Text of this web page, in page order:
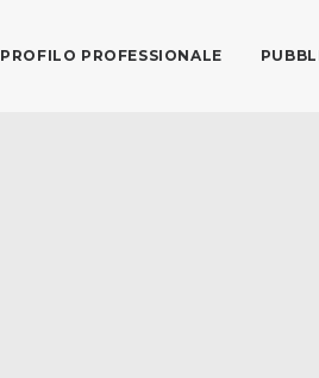
PROFILO PROFESSIONALE